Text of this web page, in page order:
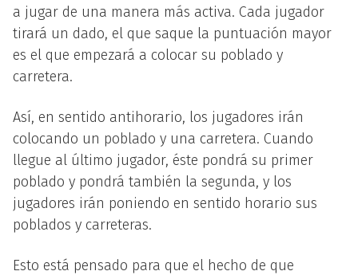
a jugar de una manera más activa. Cada jugador
tirará un dado, el que saque la puntuación mayor
es el que empezará a colocar su poblado y
carretera.
Así, en sentido antihorario, los jugadores irán
colocando un poblado y una carretera. Cuando
llegue al último jugador, éste pondrá su primer
poblado y pondrá también la segunda, y los
jugadores irán poniendo en sentido horario sus
poblados y carreteras.
Esto está pensado para que el hecho de que